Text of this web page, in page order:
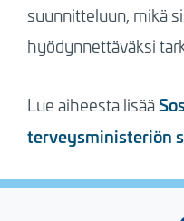
suunnitteluun, mikä
hyödynnettäväksi
Lue aiheesta lisää
terveysministeriön